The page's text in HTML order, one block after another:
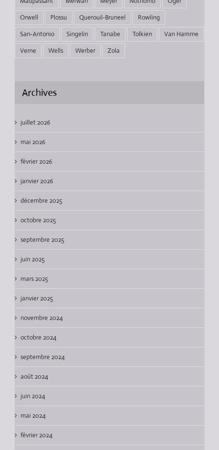
Orwell
Plossu Querouil-Bruneel
Rowling
San-Antonio
Singelin Tanabe Tolkien
Van Hamme
Verne
Wells Werber Zola
Archives
juillet 2026
mai 2026
février 2026
janvier 2026
décembre 2025
octobre 2025
septembre 2025
juin 2025
mars 2025
janvier 2025
novembre 2024
octobre 2024
septembre 2024
août 2024
juin 2024
mai 2024
février 2024